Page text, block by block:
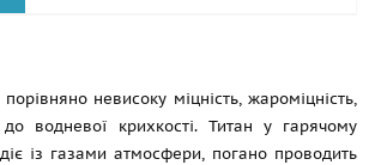
невисоку міцність, жароміцність,
до водневої крихкості. Титан у гарячому
із газами атмосфери, погано проводить